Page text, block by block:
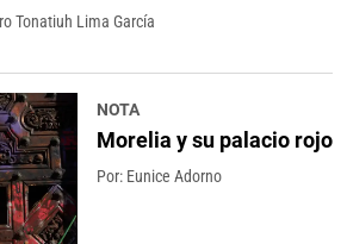
Tonatiuh Lima García
NOTA
Morelia y su palacio rojo
Por: Eunice Adorno